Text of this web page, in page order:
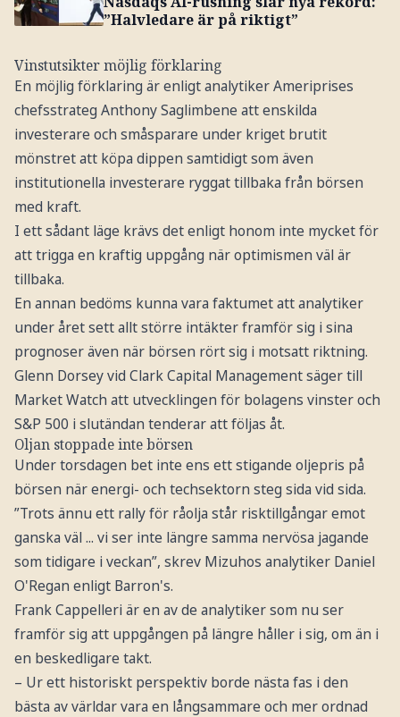
”Halvledare är på riktigt”
Vinstutsikter möjlig förklaring
En möjlig förklaring är enligt analytiker Ameriprises
chefsstrateg Anthony Saglimbene att enskilda
investerare och småsparare under kriget brutit
mönstret att köpa dippen samtidigt som även
institutionella investerare ryggat tillbaka från börsen
med kraft.
I ett sådant läge krävs det enligt honom inte mycket för
att trigga en kraftig uppgång när optimismen väl är
tillbaka.
En annan bedöms kunna vara faktumet att analytiker
under året sett allt större intäkter framför sig i sina
prognoser även när börsen rört sig i motsatt riktning.
Glenn Dorsey vid Clark Capital Management säger till
Market Watch att utvecklingen för bolagens vinster och
S&P 500 i slutändan tenderar att följas åt.
Oljan stoppade inte börsen
Under torsdagen bet inte ens ett stigande oljepris på
börsen när energi- och techsektorn steg sida vid sida.
”Trots ännu ett rally för råolja står risktillgångar emot
ganska väl ... vi ser inte längre samma nervösa jagande
som tidigare i veckan”, skrev Mizuhos analytiker Daniel
O'Regan enligt Barron's.
Frank Cappelleri är en av de analytiker som nu ser
framför sig att uppgången på längre håller i sig, om än i
en beskedligare takt.
– Ur ett historiskt perspektiv borde nästa fas i den
bästa av världar vara en långsammare och mer ordnad